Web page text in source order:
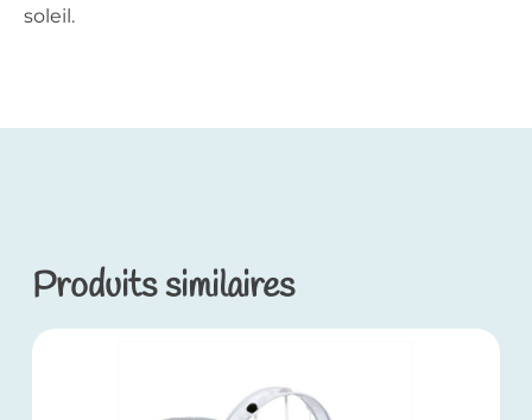
soleil.
Produits similaires